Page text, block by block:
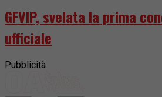
GFVIP, svelata la prima
ufficiale
Pubblicità